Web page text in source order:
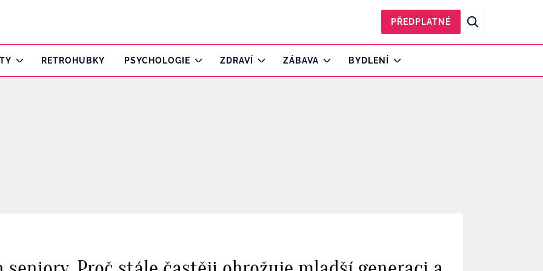
PŘEDPLATNÉ
RETROHUBKY PSYCHOLOGIE ZDRAVÍ ZÁBAVA BYDLENÍ